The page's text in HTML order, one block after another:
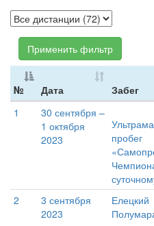
Применить фильтр
№ Дата Забег
1
30 сентября –
1 октября
2023
пробег
2
3 сентября
2023
Елецкий